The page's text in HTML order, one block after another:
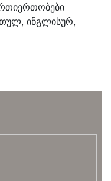
ინგლისურ,